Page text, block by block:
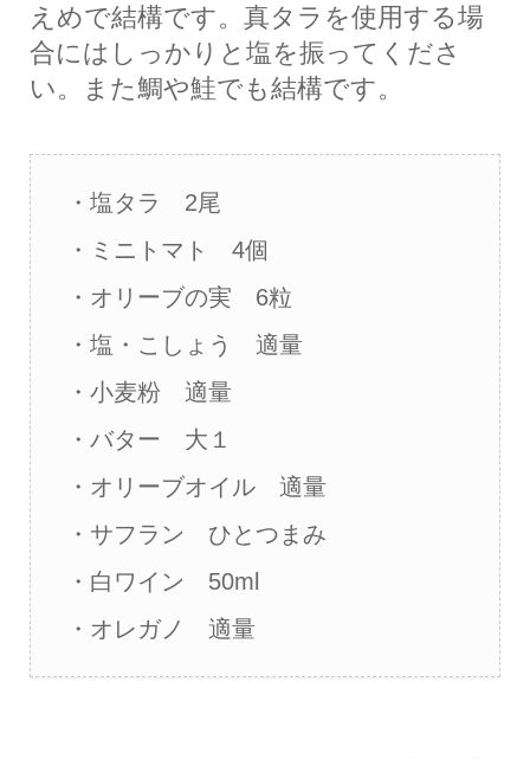
えめで結構です。真タラを使用する場
合にはしっかりと塩を振ってくださ
い。また鯛や鮭でも結構です。
・塩タラ 2尾
・ミニトマト 4個
・オリーブの実 6粒
・塩・こしょう 適量
・小麦粉 適量
・バター 大１
・オリーブオイル 適量
・サフラン ひとつまみ
・白ワイン 50ml
・オレガノ 適量